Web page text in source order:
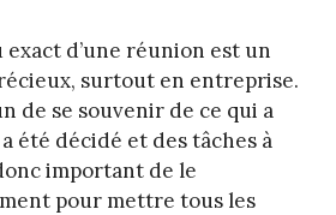
d’une réunion est un
surtout en entreprise.
de se souvenir de ce qui a
été décidé et des tâches à
important de le
pour mettre tous les